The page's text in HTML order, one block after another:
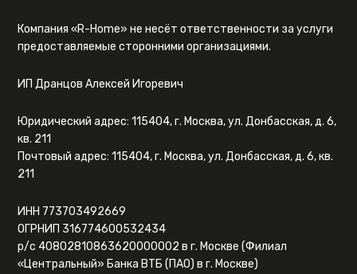
Компания «R-Home» не несёт ответственности за услуги
предоставляемые сторонними организациями.
ИП Дранцов Алексей Игоревич
Юридический адрес: 115404, г. Москва, ул. Донбасская, д. 6,
кв. 211
Почтовый адрес: 115404, г. Москва, ул. Донбасская, д. 6, кв.
211
ИНН 773703492669
ОГРНИП 316774600532434
р/с 40802810863620000002 в г. Москве (Филиал
«Центральный» Банка ВТБ (ПАО) в г. Москве)